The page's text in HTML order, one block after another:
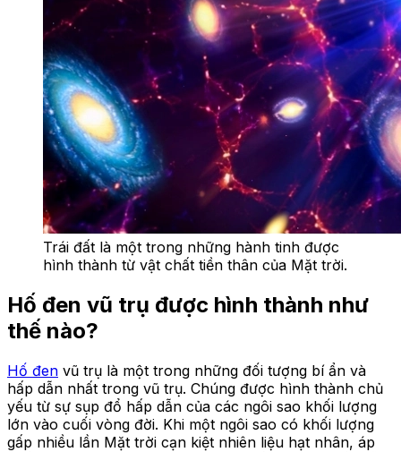
Trái đất là một trong những hành tinh được
hình thành từ vật chất tiền thân của Mặt trời.
Hố đen vũ trụ được hình thành như
thế nào?
Hố đen vũ trụ là một trong những đối tượng bí ẩn và
hấp dẫn nhất trong vũ trụ. Chúng được hình thành chủ
yếu từ sự sụp đổ hấp dẫn của các ngôi sao khối lượng
lớn vào cuối vòng đời. Khi một ngôi sao có khối lượng
gấp nhiều lần Mặt trời cạn kiệt nhiên liệu hạt nhân, áp